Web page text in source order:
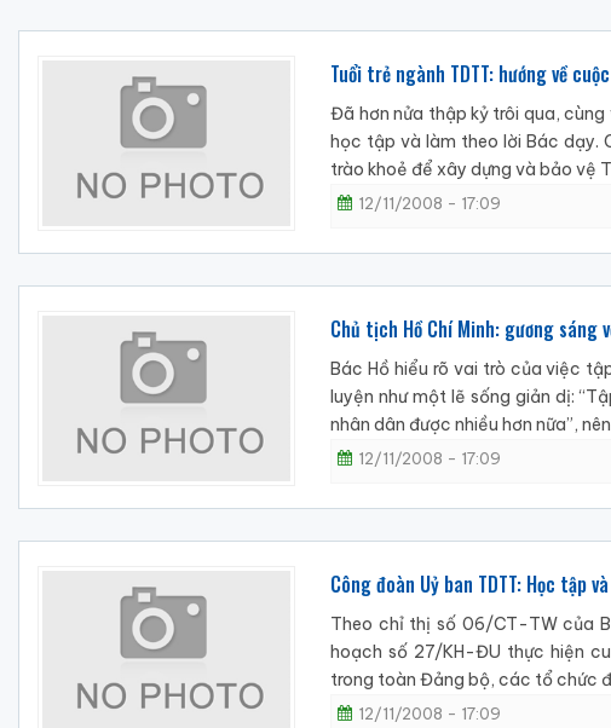
Tuổi trẻ ngành TDTT: hướng về
Đã hơn nửa thập kỷ trôi qua,
học tập và làm theo lời Bác dạy.
trào khoẻ để xây dựng và bảo vệ
12/11/2008 - 17:09
Chủ tịch Hồ Chí Minh: gương sáng
Bác Hồ hiểu rõ vai trò của việc
luyện như một lẽ sống giản dị:
nhân dân được nhiều hơn nữa”,
12/11/2008 - 17:09
Công đoàn Uỷ ban TDTT: Học tập
Theo chỉ thị số 06/CT-TW của
hoạch số 27/KH-ĐU thực hiện
trong toàn Đảng bộ, các tổ chức
12/11/2008 - 17:09